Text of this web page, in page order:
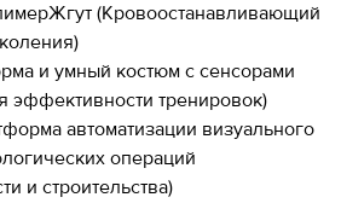
(Кровоостанавливающий
и умный костюм с сенсорами
тренировок)
автоматизации визуального
операций
и строительства)